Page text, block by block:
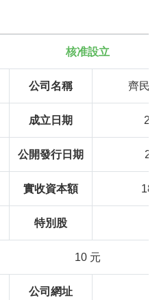
核准設立
公司名稱 齊民
成立日期
公開發行日期
實收資本額
特別股
10 元
公司網址